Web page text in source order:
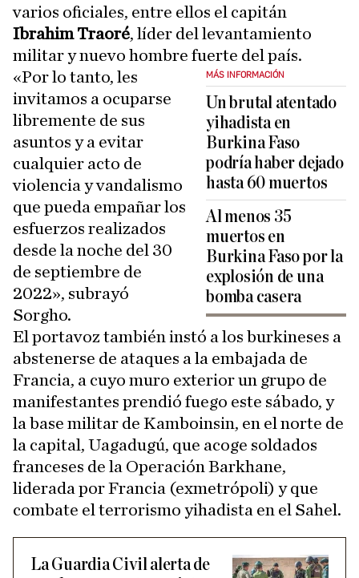
varios oficiales, entre ellos el capitán
Ibrahim Traoré, líder del levantamiento
militar y nuevo hombre fuerte del país.
MÁS INFORMACIÓN
Un brutal atentado
yihadista en
Burkina Faso
podría haber dejado
hasta 60 muertos
Al menos 35
muertos en
Burkina Faso por la
explosión de una
bomba casera
«Por lo tanto, les
invitamos a ocuparse
libremente de sus
asuntos y a evitar
cualquier acto de
violencia y vandalismo
que pueda empañar los
esfuerzos realizados
desde la noche del 30
de septiembre de
2022», subrayó
Sorgho.
El portavoz también instó a los burkineses a
abstenerse de ataques a la embajada de
Francia, a cuyo muro exterior un grupo de
manifestantes prendió fuego este sábado, y
la base militar de Kamboinsin, en el norte de
la capital, Uagadugú, que acoge soldados
franceses de la Operación Barkhane,
liderada por Francia (exmetrópoli) y que
combate el terrorismo yihadista en el Sahel.
La Guardia Civil alerta de